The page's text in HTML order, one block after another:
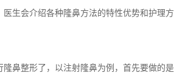
生会介绍各种隆鼻方法的特性优势和护理
整形了，以注射隆鼻为例，首先要做的